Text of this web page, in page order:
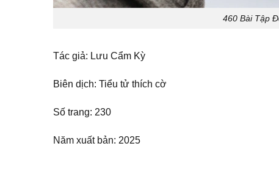
460 Bài Tập
Tác giả: Lưu Cẩm Kỳ
Biên dịch: Tiểu tử thích cờ
Số trang: 230
Năm xuất bản: 2025